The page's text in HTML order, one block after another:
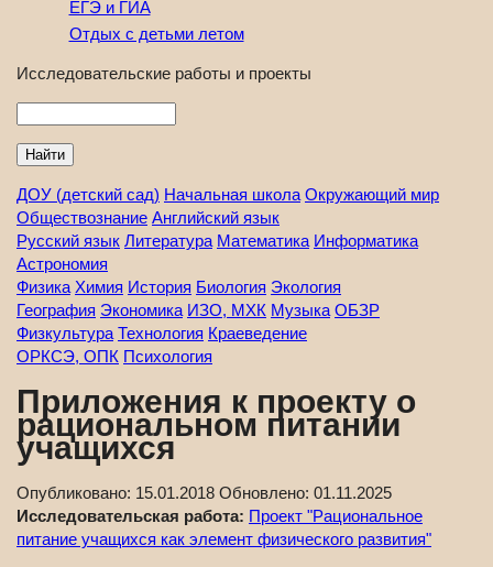
ЕГЭ и ГИА
Отдых с детьми летом
Исследовательские работы и проекты
ДОУ (детский сад) Начальная школа Окружающий мир
Обществознание Английский язык
Русский язык Литература Математика Информатика
Астрономия
Физика Химия История Биология Экология
География Экономика ИЗО, МХК Музыка ОБЗР
Физкультура Технология Краеведение
ОРКСЭ, ОПК Психология
Приложения к проекту о
рациональном питании
учащихся
Опубликовано: 15.01.2018 Обновлено: 01.11.2025
Исследовательская работа: Проект "Рациональное
питание учащихся как элемент физического развития"